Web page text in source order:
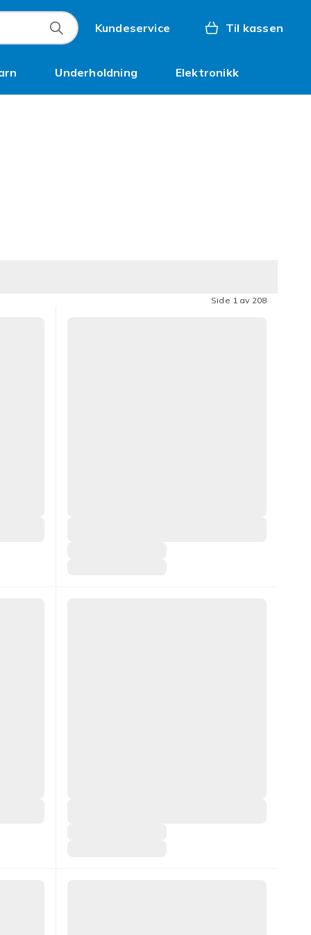
Kundeservice Til kassen
Underholdning Elektronikk
Side 1 av 208